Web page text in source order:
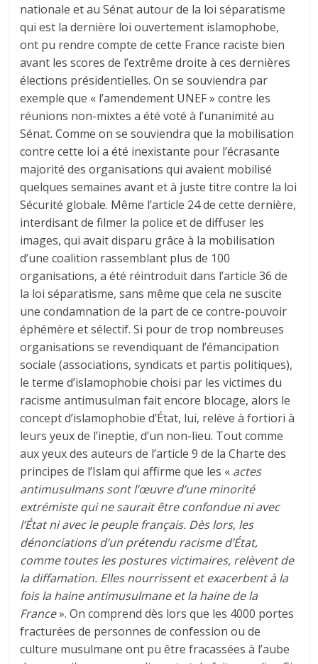
nationale et au Sénat autour de la loi séparatisme
qui est la dernière loi ouvertement islamophobe,
ont pu rendre compte de cette France raciste bien
avant les scores de l’extrême droite à ces dernières
élections présidentielles. On se souviendra par
exemple que « l’amendement UNEF » contre les
réunions non-mixtes a été voté à l’unanimité au
Sénat. Comme on se souviendra que la mobilisation
contre cette loi a été inexistante pour l’écrasante
majorité des organisations qui avaient mobilisé
quelques semaines avant et à juste titre contre la loi
Sécurité globale. Même l’article 24 de cette dernière,
interdisant de filmer la police et de diffuser les
images, qui avait disparu grâce à la mobilisation
d’une coalition rassemblant plus de 100
organisations, a été réintroduit dans l’article 36 de
la loi séparatisme, sans même que cela ne suscite
une condamnation de la part de ce contre-pouvoir
éphémère et sélectif. Si pour de trop nombreuses
organisations se revendiquant de l’émancipation
sociale (associations, syndicats et partis politiques),
le terme d’islamophobie choisi par les victimes du
racisme antimusulman fait encore blocage, alors le
concept d’islamophobie d’État, lui, relève à fortiori à
leurs yeux de l’ineptie, d’un non-lieu. Tout comme
aux yeux des auteurs de l’article 9 de la Charte des
principes de l’Islam qui affirme que les « actes
antimusulmans sont l’œuvre d’une minorité
extrémiste qui ne saurait être confondue ni avec
l’État ni avec le peuple français. Dès lors, les
dénonciations d’un prétendu racisme d’État,
comme toutes les postures victimaires, relèvent de
la diffamation. Elles nourrissent et exacerbent à la
fois la haine antimusulmane et la haine de la
France». On comprend dès lors que les 4000 portes
fracturées de personnes de confession ou de
culture musulmane ont pu être fracassées à l’aube